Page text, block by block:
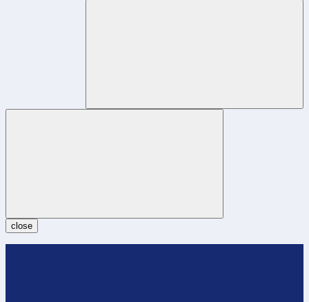
close